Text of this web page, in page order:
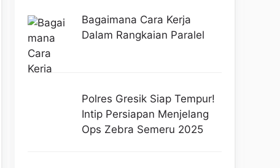
Bagaimana Cara Kerja
Dalam Rangkaian Paralel
Polres Gresik Siap Tempur!
Intip Persiapan Menjelang
Ops Zebra Semeru 2025